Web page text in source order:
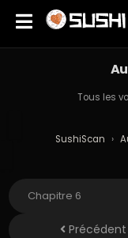
Tous les
SushiScan ›
Précédent